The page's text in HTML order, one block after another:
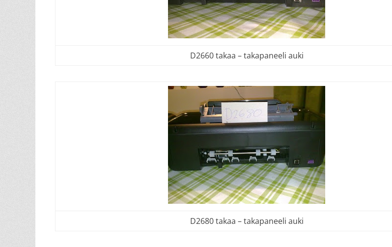
D2660 takaa – takapaneeli auki
D2680 takaa – takapaneeli auki